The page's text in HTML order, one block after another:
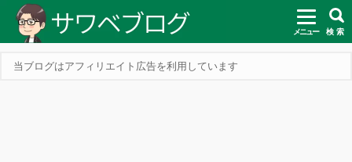
メニュー 検 索
当ブログはアフィリエイト広告を利用しています